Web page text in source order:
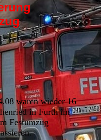
waren wieder 16
in Furth im
Festumzug